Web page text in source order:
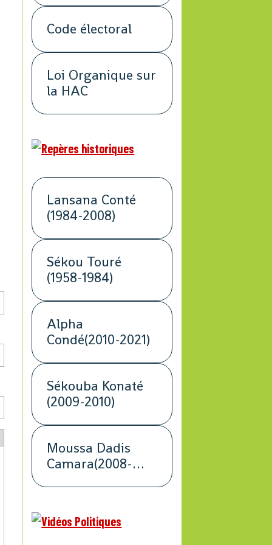
Code électoral
Loi Organique sur
la HAC
Lansana Conté
(1984-2008)
Sékou Touré
(1958-1984)
Alpha
Condé(2010-2021)
Sékouba Konaté
(2009-2010)
Moussa Dadis
Camara(2008-